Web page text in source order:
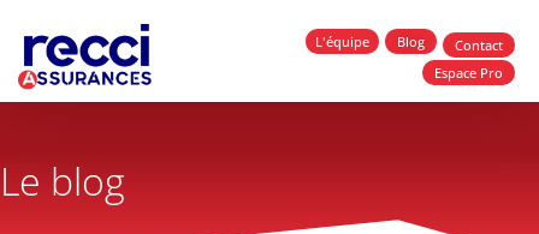
L'équipe Blog
Contact
Espace Pro
Le blog